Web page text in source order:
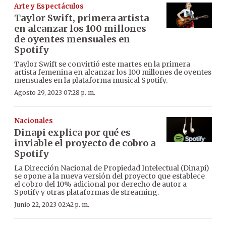
Arte y Espectáculos
Taylor Swift, primera artista
en alcanzar los 100 millones
de oyentes mensuales en
Spotify
Taylor Swift se convirtió este martes en la primera
artista femenina en alcanzar los 100 millones de oyentes
mensuales en la plataforma musical Spotify.
Agosto 29, 2023 07:28 p. m.
Nacionales
Dinapi explica por qué es
inviable el proyecto de cobro a
Spotify
La Dirección Nacional de Propiedad Intelectual (Dinapi)
se opone a la nueva versión del proyecto que establece
el cobro del 10% adicional por derecho de autor a
Spotify y otras plataformas de streaming.
Junio 22, 2023 02:42 p. m.